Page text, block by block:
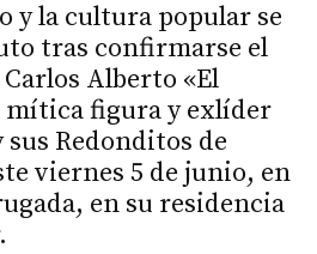
y la cultura popular se
tras confirmarse el
Alberto «El
mítica figura y exlíder
Redonditos de
viernes 5 de junio, en
en su residencia